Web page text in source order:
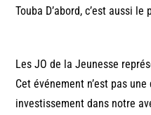
Touba D’abord, c’est aussi le
Les JO de la Jeunesse
Cet événement n’est pas
investissement dans notre